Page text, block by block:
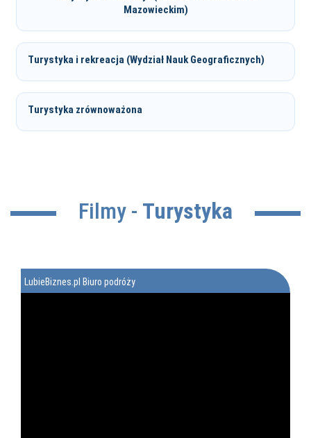
Mazowieckim)
Turystyka i rekreacja (Wydział Nauk Geograficznych)
Turystyka zrównoważona
Filmy - Turystyka
LubieBiznes.pl Biuro podróży